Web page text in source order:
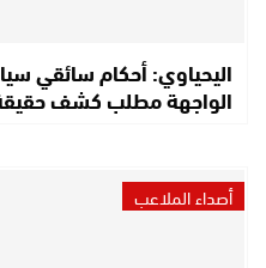
اليحياوي: أحكام سائقي
الواجهة مطلب كشف
أصداء الملاعب